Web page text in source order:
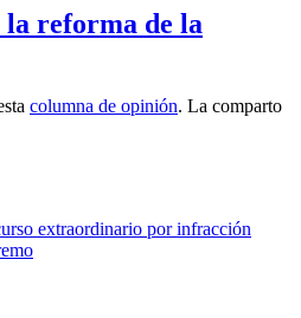
reforma de la
columna de opinión. La comparto
extraordinario por infracción